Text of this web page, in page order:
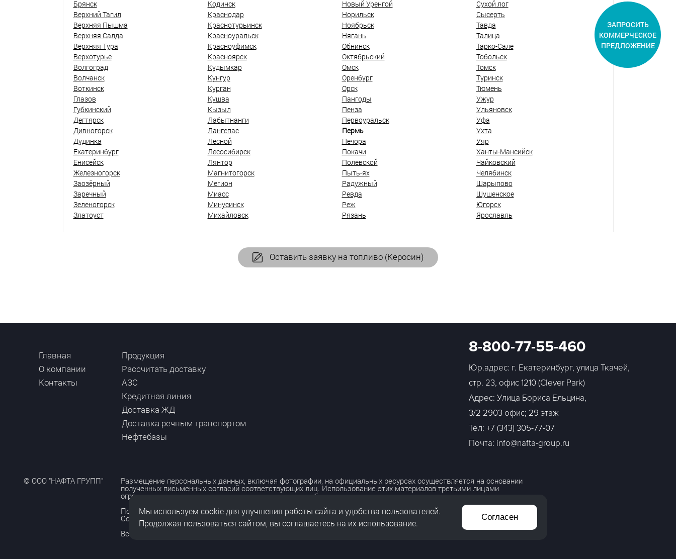
Брянск
Верхний Тагил
Верхняя Пышма
Верхняя Салда
Верхняя Тура
Верхотурье
Волгоград
Волчанск
Воткинск
Глазов
Губкинский
Дегтярск
Дивногорск
Дудинка
Екатеринбург
Енисейск
Железногорск
Заозёрный
Заречный
Зеленогорск
Златоуст
Кодинск
Краснодар
Краснотурьинск
Красноуральск
Красноуфимск
Красноярск
Кудымкар
Кунгур
Курган
Кушва
Кызыл
Лабытнанги
Лангепас
Лесной
Лесосибирск
Лянтор
Магнитогорск
Мегион
Миасс
Минусинск
Михайловск
Новый Уренгой
Норильск
Ноябрьск
Нягань
Обнинск
Октябрьский
Омск
Оренбург
Орск
Пангоды
Пенза
Первоуральск
Пермь
Печора
Покачи
Полевской
Пыть-ях
Радужный
Ревда
Реж
Рязань
Сухой лог
Сысерть
Тавда
Талица
Тарко-Сале
Тобольск
Томск
Туринск
Тюмень
Ужур
Ульяновск
Уфа
Ухта
Уяр
Ханты-Мансийск
Чайковский
Челябинск
Шарыпово
Шушенское
Югорск
Ярославль
Оставить заявку на топливо (Керосин)
Главная
О компании
Контакты
Продукция
Рассчитать доставку
АЗС
Кредитная линия
Доставка ЖД
Доставка речным транспортом
Нефтебазы
8-800-77-55-460
Юр.адрес: г. Екатеринбург, улица Ткачей,
стр. 23, офис 1210 (Clever Park)
Адрес: Улица Бориса Ельцина,
3/2 2903 офис; 29 этаж
Тел: +7 (343) 305-77-07
Почта: info@nafta-group.ru
© ООО "НАФТА ГРУПП" Размещение персональных данных, включая фотографии, на официальных ресурсах осуществляется на основании
полученных письменных согласий соответствующих лиц. Использование этих материалов третьими лицами
ограничено и допускается только с разрешения правообладателя.
Политика обработки персональных данных
Согласие на обработку персональных данных
Все права защищены
ЗАПРОСИТЬ
КОММЕРЧЕСКОЕ
ПРЕДЛОЖЕНИЕ
Мы используем cookie для улучшения работы сайта и удобства пользователей.
Продолжая пользоваться сайтом, вы соглашаетесь на их использование.
Согласен